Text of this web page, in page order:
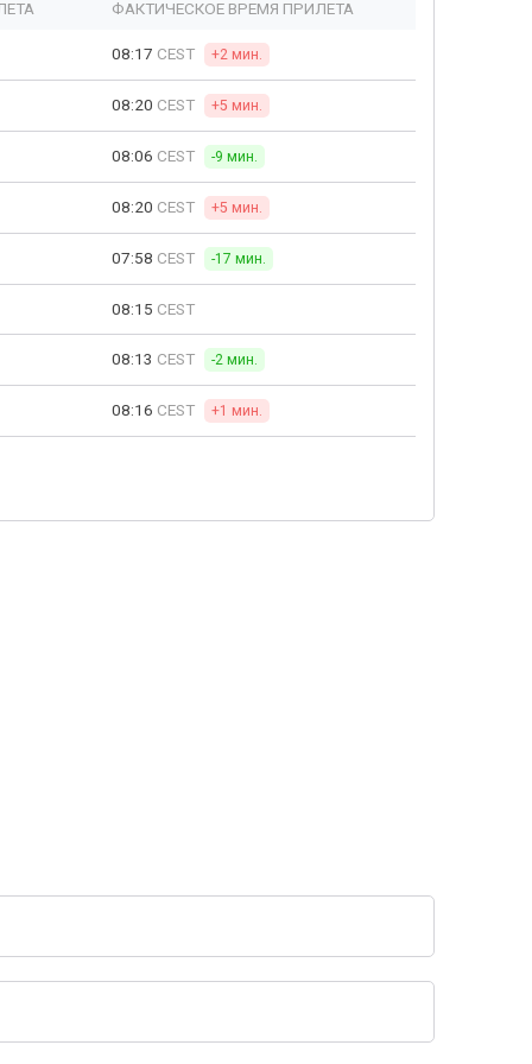
ФАКТИЧЕСКОЕ ВРЕМЯ ПРИЛЕТА
08:17 CEST +2 мин.
08:20 CEST +5 мин.
08:06 CEST -9 мин.
08:20 CEST +5 мин.
07:58 CEST -17 мин.
08:15 CEST
08:13 CEST -2 мин.
08:16 CEST +1 мин.